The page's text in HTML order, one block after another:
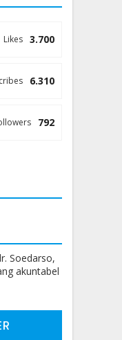
3.700
Likes
6.310
792
Soedarso,
akuntabel